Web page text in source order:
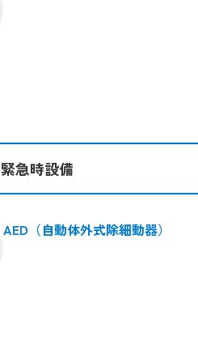
緊急時設備
AED（自動体外式除細動器）